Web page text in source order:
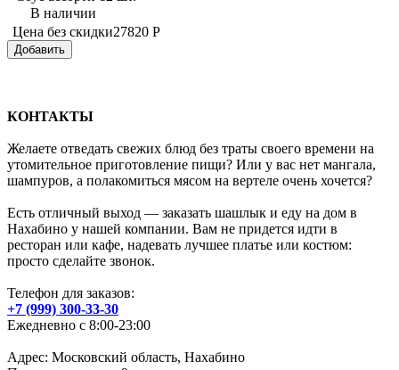
В наличии
Цена без скидки27820 Р
Добавить
КОНТАКТЫ
Желаете отведать свежих блюд без траты своего времени на
утомительное приготовление пищи? Или у вас нет мангала,
шампуров, а полакомиться мясом на вертеле очень хочется?
Есть отличный выход — заказать шашлык и еду на дом в
Нахабино у нашей компании. Вам не придется идти в
ресторан или кафе, надевать лучшее платье или костюм:
просто сделайте звонок.
Телефон для заказов:
+7 (999) 300-33-30
Ежедневно с 8:00-23:00
Адрес: Московский область, Нахабино